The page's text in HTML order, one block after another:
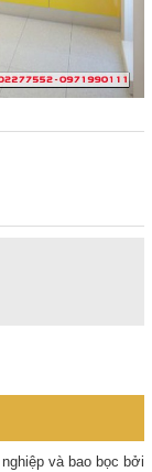
và bao bọc bởi